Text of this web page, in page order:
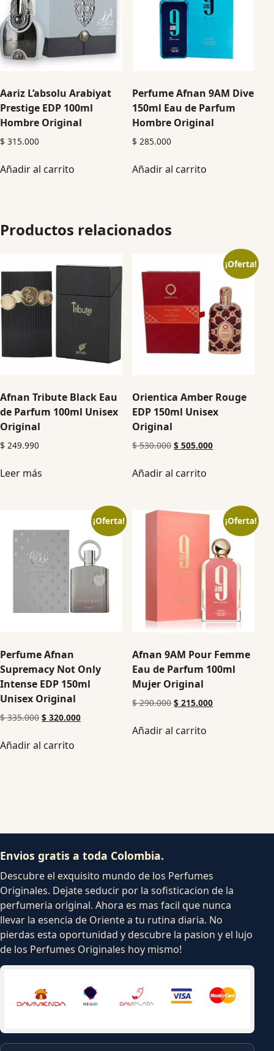
Aariz L’absolu Arabiyat
Prestige EDP 100ml
Hombre Original
$ 315.000
Añadir al carrito
Perfume Afnan 9AM Dive
150ml Eau de Parfum
Hombre Original
$ 285.000
Añadir al carrito
Productos relacionados
Afnan Tribute Black Eau
de Parfum 100ml Unisex
Original
$ 249.990
Leer más
¡Oferta!
Orientica Amber Rouge
EDP 150ml Unisex
Original
$530.000 $ 505.000
Añadir al carrito
¡Oferta!
Perfume Afnan
Supremacy Not Only
Intense EDP 150ml
Unisex Original
$335.000 $ 320.000
Añadir al carrito
¡Oferta!
Afnan 9AM Pour Femme
Eau de Parfum 100ml
Mujer Original
$290.000 $ 215.000
Añadir al carrito
Envios gratis a toda Colombia.
Descubre el exquisito mundo de los Perfumes
Originales. Dejate seducir por la sofisticacion de la
perfumeria original. Ahora es mas facil que nunca
llevar la esencia de Oriente a tu rutina diaria. No
pierdas esta oportunidad y descubre la pasion y el lujo
de los Perfumes Originales hoy mismo!